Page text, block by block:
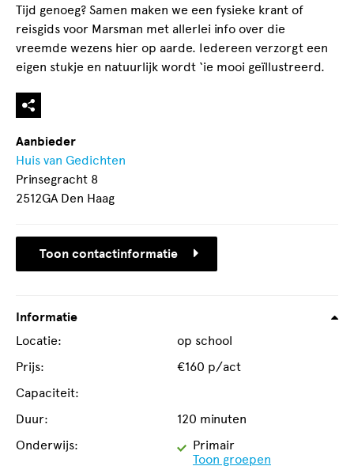
Tijd genoeg? Samen maken we een fysieke krant of
reisgids voor Marsman met allerlei info over die
vreemde wezens hier op aarde. Iedereen verzorgt een
eigen stukje en natuurlijk wordt ‘ie mooi geïllustreerd.
Aanbieder
Huis van Gedichten
Prinsegracht 8
2512GA Den Haag
Toon contactinformatie
Informatie
Locatie:
op school
Prijs:
€160 p/act
Capaciteit:
Duur:
120 minuten
Onderwijs:
Geschikt
voor
Primair
Toon groepen